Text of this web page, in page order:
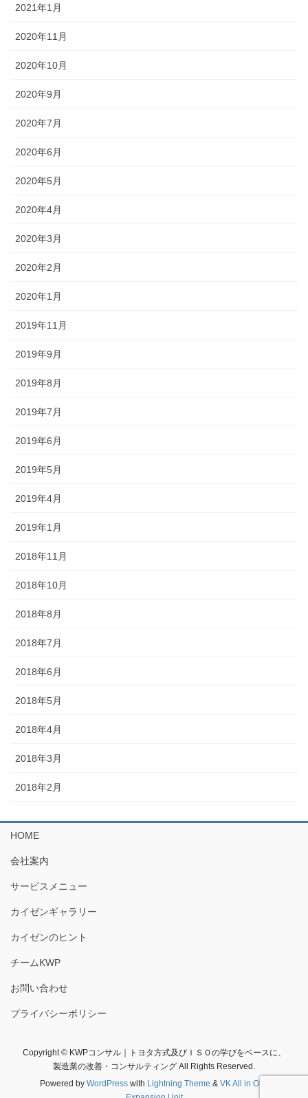
2021年1月
2020年11月
2020年10月
2020年9月
2020年7月
2020年6月
2020年5月
2020年4月
2020年3月
2020年2月
2020年1月
2019年11月
2019年9月
2019年8月
2019年7月
2019年6月
2019年5月
2019年4月
2019年1月
2018年11月
2018年10月
2018年8月
2018年7月
2018年6月
2018年5月
2018年4月
2018年3月
2018年2月
HOME
会社案内
サービスメニュー
カイゼンギャラリー
カイゼンのヒント
チームKWP
お問い合わせ
プライバシーポリシー
Copyright © KWPコンサル｜トヨタ方式及びＩＳＯの学びをベースに、
製造業の改善・コンサルティング All Rights Reserved.
Powered by WordPresswith Lightning Theme & VK All in One